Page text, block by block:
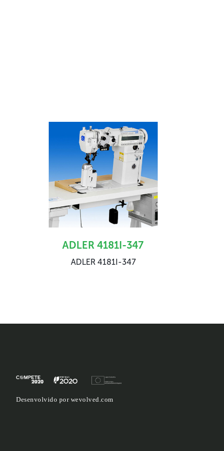
ADLER 4181I-347
ADLER 4181I-347
Desenvolvido por wevolved.com